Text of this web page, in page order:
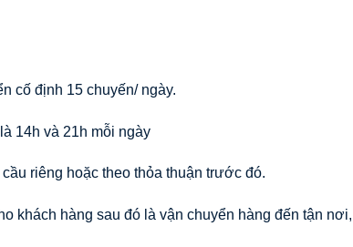
cố định 15 chuyến/ ngày.
14h và 21h mỗi ngày
riêng hoặc theo thỏa thuận trước đó.
khách hàng sau đó là vận chuyển hàng đến tận nơi,